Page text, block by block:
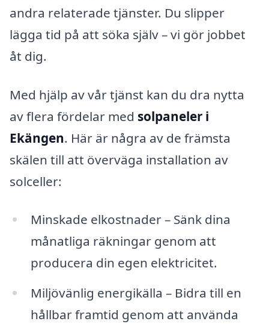
andra relaterade tjänster. Du slipper
lägga tid på att söka själv – vi gör jobbet
åt dig.
Med hjälp av vår tjänst kan du dra nytta
av flera fördelar med solpaneler i
Ekängen. Här är några av de främsta
skälen till att överväga installation av
solceller:
Minskade elkostnader – Sänk dina
månatliga räkningar genom att
producera din egen elektricitet.
Miljövänlig energikälla – Bidra till en
hållbar framtid genom att använda